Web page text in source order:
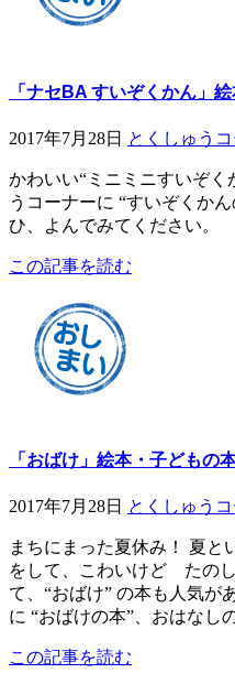
「ナセBA すいぞくかん」
2017年7月28日 とくしゅう
かわいい“ミニミニすいぞく
うコーナーに “すいぞくか
ひ、よんでみてください。
この記事を読む
「おばけ」絵本・子どもの
2017年7月28日 とくしゅう
まちにまった夏休み！ 夏と
をして、こわいけど たの
て、“おばけ” の本も人気が
に “おばけの本”、おはなし
この記事を読む